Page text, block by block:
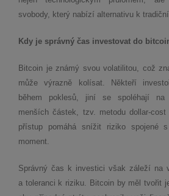
svobody, který nabízí alternativu k
Kdy je správný čas investovat do
Bitcoin je známý svou volatilitou, což
může výrazně kolísat. Někteří
během poklesů, jiní se spoléhají na
menších částek, tzv. metodu dollar-cost
přístup pomáhá snížit riziko spojené
moment.
Správný čas k investici však záleží na
a toleranci k riziku. Bitcoin by měl tvořit